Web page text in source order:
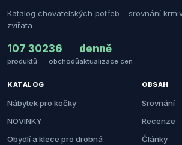
Katalog chovatelských potřeb – srovnání
zvířata
107 302
produktů
36
obchodů
denně
aktualizace cen
KATALOG
Nábytek pro kočky
NOVINKY
Obydlí a klece pro drobná
OBSAH
Srovnání
Recenze
Články